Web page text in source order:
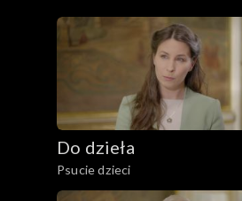
Do dzieła
Psucie dzieci